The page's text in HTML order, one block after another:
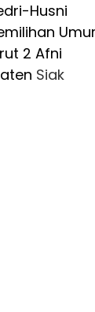
Husni
2 Afni
Siak